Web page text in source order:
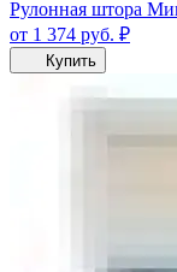
Рулонная штора
от 1 374 руб. ₽
Купить